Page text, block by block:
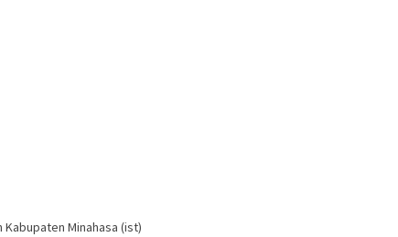
Kabupaten Minahasa (ist)